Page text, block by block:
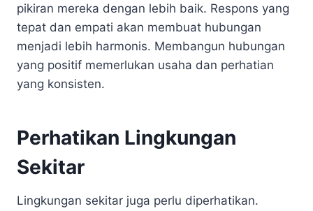
pikiran mereka dengan lebih baik. Respons yang
tepat dan empati akan membuat hubungan
menjadi lebih harmonis. Membangun hubungan
yang positif memerlukan usaha dan perhatian
yang konsisten.
Perhatikan Lingkungan
Sekitar
Lingkungan sekitar juga perlu diperhatikan.